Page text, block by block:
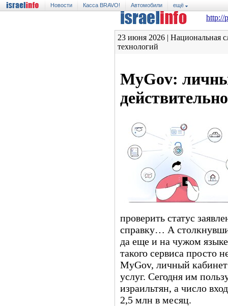
Новости Касса BRAVO! Автомобили ещё
http://
23 июня 2026 | Национальная
технологий
MyGov:
проверить статус
справку… А
да еще и на чужом
такого сервиса просто
MyGov, личный кабинет
услуг. Сегодня им
израильтян, а число
2,5 млн в месяц.